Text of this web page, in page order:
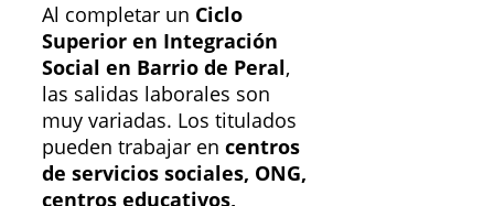
Al completar un Ciclo
Superior en Integración
Social en Barrio de Peral,
las salidas laborales son
muy variadas. Los titulados
pueden trabajar en centros
de servicios sociales, ONG,
centros educativos,